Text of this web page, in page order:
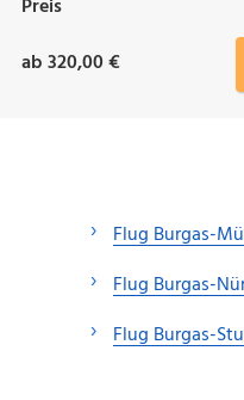
Preis
ab 320,00 €
Flug Burgas-
Flug Burgas-
Flug Burgas-